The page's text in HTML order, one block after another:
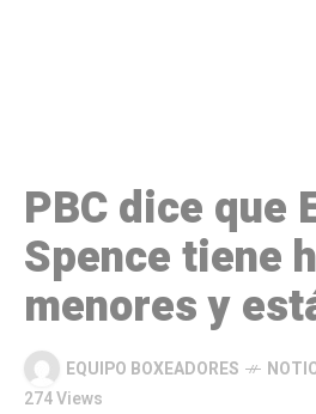
PBC dice que
Spence tiene
menores y
EQUIPO BOXEADORES
274 Views